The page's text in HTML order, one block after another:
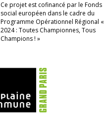
Ce projet est cofinancé par le Fonds
social européen dans le cadre du
Programme Opérationnel Régional «
2024 : Toutes Championnes, Tous
Champions ! »